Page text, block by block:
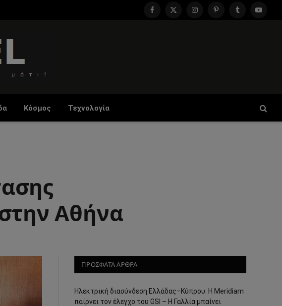
Facebook
X
InstagramPinterestTumblr
Κόσμος Τεχνολογία
Αθήνα
ΠΡΟΣΦΑΤΑ ΑΡΘΡΑ
Ηλεκτρική διασύνδεση Ελλάδας–Κύπρου: Η Meridiam
παίρνει τον έλεγχο του GSI – Η Γαλλία μπαίνει